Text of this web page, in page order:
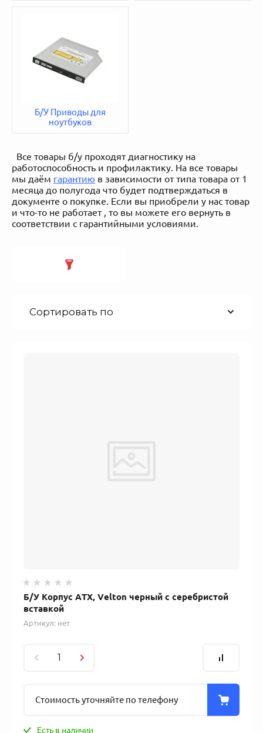
Б/У Приводы для
ноутбуков
Все товары б/у проходят диагностику на
работоспособность и профилактику. На все товары
мы даём гарантию в зависимости от типа товара от 1
месяца до полугода что будет подтверждаться в
документе о покупке. Если вы приобрели у нас товар
и что-то не работает , то вы можете его вернуть в
соответствии с гарантийными условиями.
Сортировать по
Б/У Корпус ATX, Velton черный с серебристой
вставкой
Артикул: нет
Стоимость уточняйте по телефону
Есть в наличии